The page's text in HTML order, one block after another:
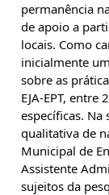
permanência
de apoio a
locais. Como
inicialmente
sobre as
EJA-EPT,
específicas. Na
qualitativa de
Municipal de
Assistente
sujeitos da